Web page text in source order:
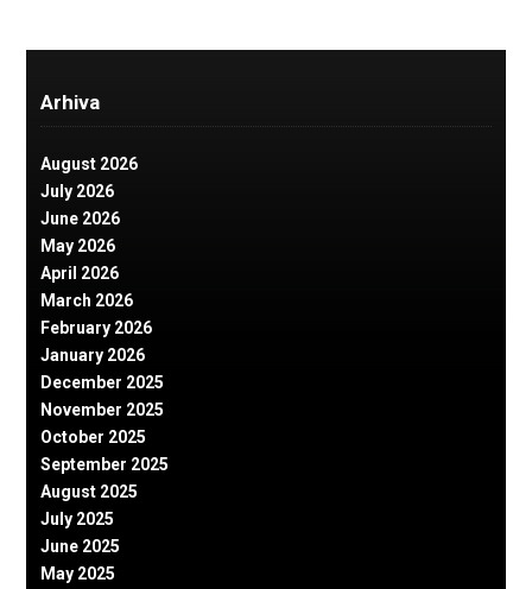
Arhiva
August 2026
July 2026
June 2026
May 2026
April 2026
March 2026
February 2026
January 2026
December 2025
November 2025
October 2025
September 2025
August 2025
July 2025
June 2025
May 2025